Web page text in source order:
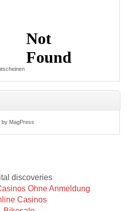
by MagPress
discoveries
Ohne Anmeldung
Casinos